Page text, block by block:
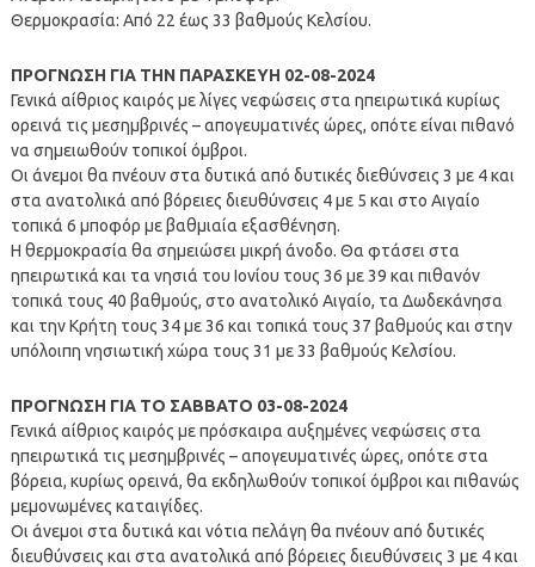
Θερμοκρασία: Από 22 έως 33 βαθμούς Κελσίου.
ΠΡΟΓΝΩΣΗ ΓΙΑ TΗΝ ΠΑΡΑΣΚΕΥΗ 02-08-2024
Γενικά αίθριος καιρός με λίγες νεφώσεις στα ηπειρωτικά κυρίως
ορεινά τις μεσημβρινές – απογευματινές ώρες, οπότε είναι πιθανό
να σημειωθούν τοπικοί όμβροι.
Οι άνεμοι θα πνέουν στα δυτικά από δυτικές διεθύνσεις 3 με 4 και
στα ανατολικά από βόρειες διευθύνσεις 4 με 5 και στο Αιγαίο
τοπικά 6 μποφόρ με βαθμιαία εξασθένηση.
Η θερμοκρασία θα σημειώσει μικρή άνοδο. Θα φτάσει στα
ηπειρωτικά και τα νησιά του Ιονίου τους 36 με 39 και πιθανόν
τοπικά τους 40 βαθμούς, στο ανατολικό Αιγαίο, τα Δωδεκάνησα
και την Κρήτη τους 34 με 36 και τοπικά τους 37 βαθμούς και στην
υπόλοιπη νησιωτική χώρα τους 31 με 33 βαθμούς Κελσίου.
ΠΡΟΓΝΩΣΗ ΓΙΑ TΟ ΣΑΒΒΑΤΟ 03-08-2024
Γενικά αίθριος καιρός με πρόσκαιρα αυξημένες νεφώσεις στα
ηπειρωτικά τις μεσημβρινές – απογευματινές ώρες, οπότε στα
βόρεια, κυρίως ορεινά, θα εκδηλωθούν τοπικοί όμβροι και πιθανώς
μεμονωμένες καταιγίδες.
Οι άνεμοι στα δυτικά και νότια πελάγη θα πνέουν από δυτικές
διευθύνσεις και στα ανατολικά από βόρειες διευθύνσεις 3 με 4 και